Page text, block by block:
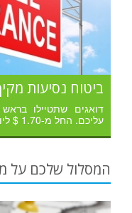
ביטוח נסיעות
דואגים שתטיילו
עליכם. החל מ-1.70 $ ליום.
המסלול שלכם על